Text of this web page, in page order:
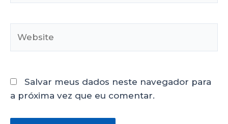
Salvar meus dados neste navegador para
a próxima vez que eu comentar.